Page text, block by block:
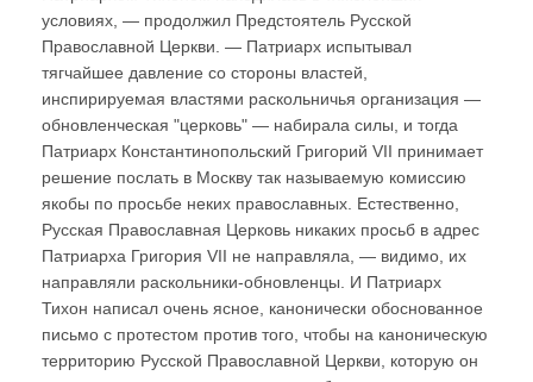
условиях, — продолжил Предстоятель Русской
Православной Церкви. — Патриарх испытывал
тягчайшее давление со стороны властей,
инспирируемая властями раскольничья организация —
обновленческая "церковь" — набирала силы, и тогда
Патриарх Константинопольский Григорий VII принимает
решение послать в Москву так называемую комиссию
якобы по просьбе неких православных. Естественно,
Русская Православная Церковь никаких просьб в адрес
Патриарха Григория VII не направляла, — видимо, их
направляли раскольники-обновленцы. И Патриарх
Тихон написал очень ясное, канонически обоснованное
письмо с протестом против того, чтобы на каноническую
территорию Русской Православной Церкви, которую он